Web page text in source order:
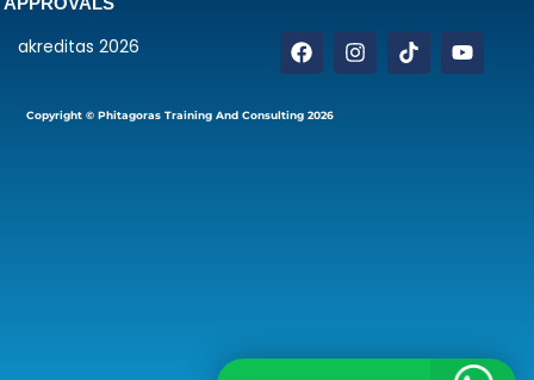
Copyright © Phitagoras Training And Consulting 2026